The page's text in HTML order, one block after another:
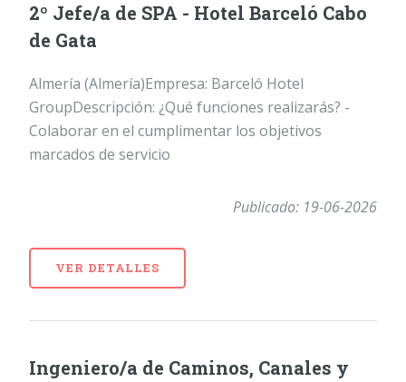
2º Jefe/a de SPA - Hotel Barceló Cabo
de Gata
Almería (Almería)Empresa: Barceló Hotel
GroupDescripción: ¿Qué funciones realizarás? -
Colaborar en el cumplimentar los objetivos
marcados de servicio
Publicado: 19-06-2026
VER DETALLES
Ingeniero/a de Caminos, Canales y